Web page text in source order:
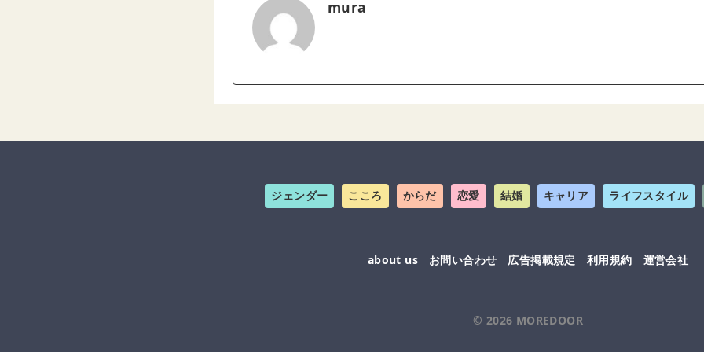
mura
ジェンダー こころ からだ 恋愛 結婚 キャリア ライフスタイル
about us お問い合わせ 広告掲載規定 利用規約 運営会社
© 2026 MOREDOOR